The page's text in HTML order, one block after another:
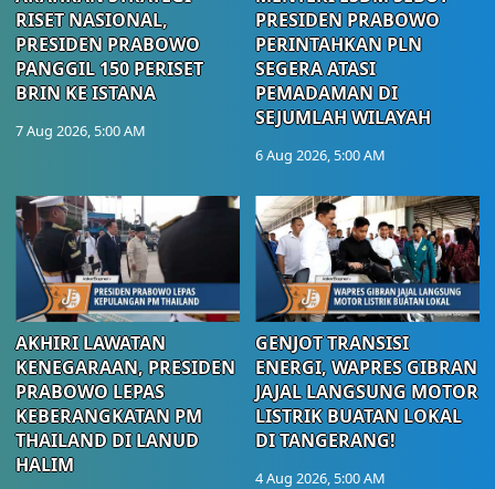
RISET NASIONAL,
PRESIDEN PRABOWO
PANGGIL 150 PERISET
BRIN KE ISTANA
7 Aug 2026, 5:00 AM
PRESIDEN PRABOWO
PERINTAHKAN PLN
SEGERA ATASI
PEMADAMAN DI
SEJUMLAH WILAYAH
6 Aug 2026, 5:00 AM
AKHIRI LAWATAN
KENEGARAAN, PRESIDEN
PRABOWO LEPAS
KEBERANGKATAN PM
THAILAND DI LANUD
HALIM
GENJOT TRANSISI
ENERGI, WAPRES GIBRAN
JAJAL LANGSUNG MOTOR
LISTRIK BUATAN LOKAL
DI TANGERANG!
4 Aug 2026, 5:00 AM